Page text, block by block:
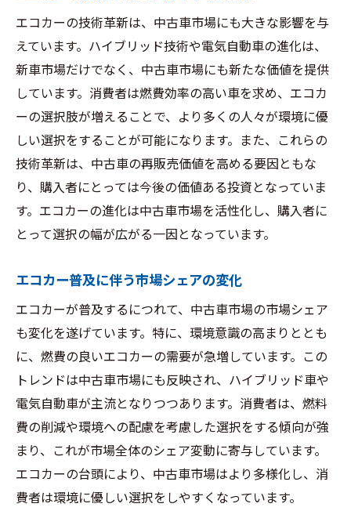
エコカーの技術革新は、中古車市場にも大きな影響を与
えています。ハイブリッド技術や電気自動車の進化は、
新車市場だけでなく、中古車市場にも新たな価値を提供
しています。消費者は燃費効率の高い車を求め、エコカ
ーの選択肢が増えることで、より多くの人々が環境に優
しい選択をすることが可能になります。また、これらの
技術革新は、中古車の再販売価値を高める要因ともな
り、購入者にとっては今後の価値ある投資となっていま
す。エコカーの進化は中古車市場を活性化し、購入者に
とって選択の幅が広がる一因となっています。
エコカー普及に伴う市場シェアの変化
エコカーが普及するにつれて、中古車市場の市場シェア
も変化を遂げています。特に、環境意識の高まりととも
に、燃費の良いエコカーの需要が急増しています。この
トレンドは中古車市場にも反映され、ハイブリッド車や
電気自動車が主流となりつつあります。消費者は、燃料
費の削減や環境への配慮を考慮した選択をする傾向が強
まり、これが市場全体のシェア変動に寄与しています。
エコカーの台頭により、中古車市場はより多様化し、消
費者は環境に優しい選択をしやすくなっています。